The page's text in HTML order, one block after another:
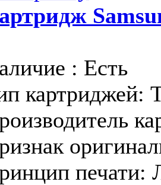
: Есть
картриджей:
печати: